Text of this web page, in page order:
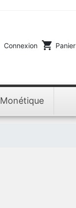
Connexion shopping_cart Panier
Monétique